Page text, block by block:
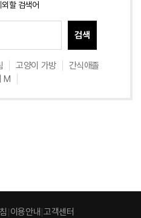
외할 검색어
검색
고양이 가방
간식애졸
M
이용안내 고객센터